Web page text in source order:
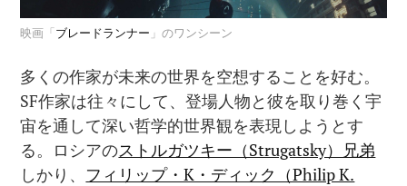
映画「ブレードランナー 」のワンシーン
多くの作家が未来の世界を空想することを好む。
SF作家は往々にして、登場人物と彼を取り巻く宇
宙を通して深い哲学的世界観を表現しようとす
る。ロシアのストルガツキー（Strugatsky）兄弟
しかり、 フィリップ・K・ディック（Philip K.